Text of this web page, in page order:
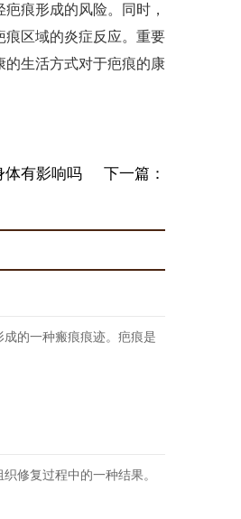
痕形成的风险。同时，
痕区域的炎症反应。重要
的生活方式对于疤痕的康
下一篇：
体有影响吗
的一种瘢痕痕迹。疤痕是
复过程中的一种结果。